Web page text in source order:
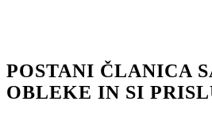
POSTANI ČLANICA
OBLEKE IN SI